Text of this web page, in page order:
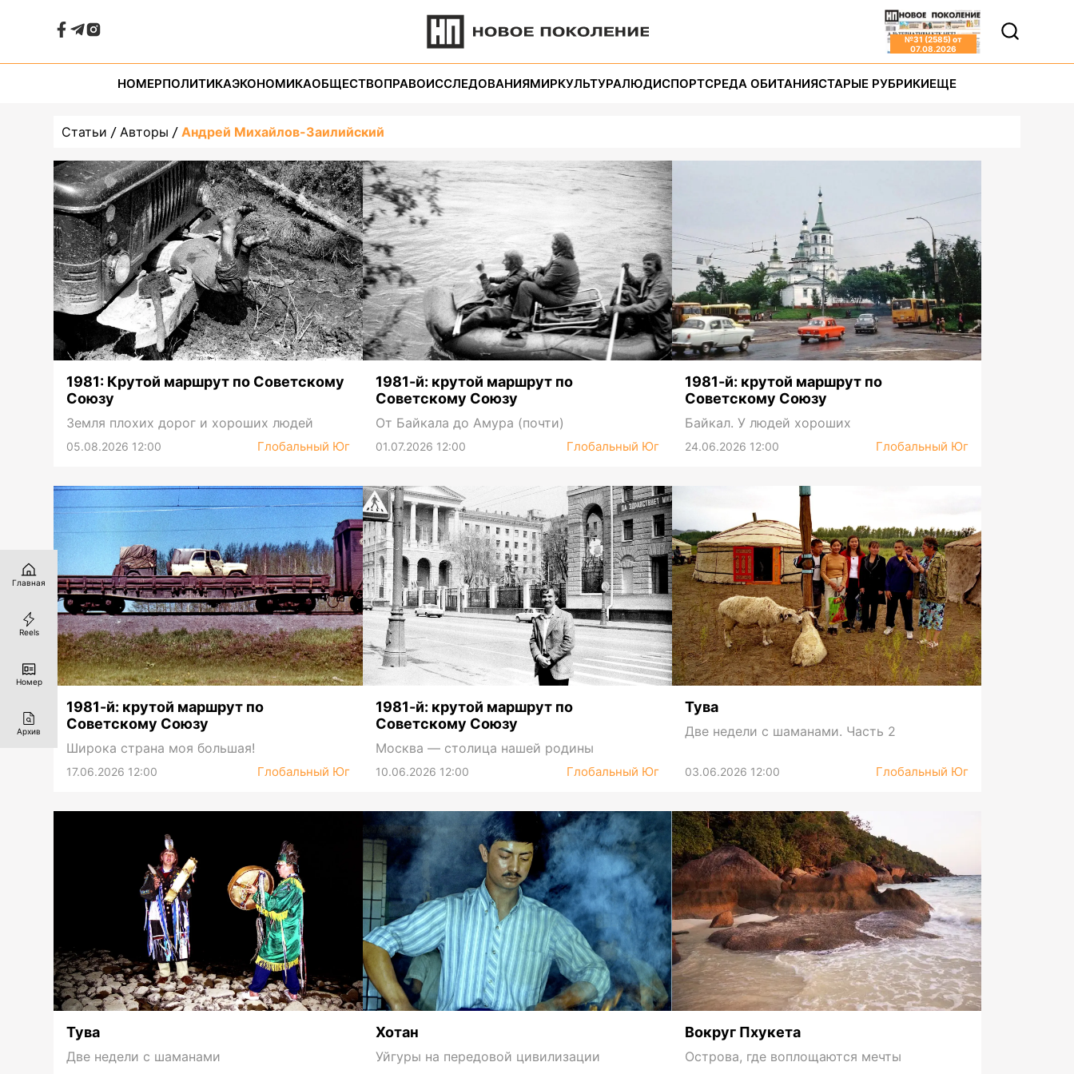
№31 (2585) от
07.08.2026
НОМЕРПОЛИТИКАЭКОНОМИКАОБЩЕСТВОПРАВОИССЛЕДОВАНИЯМИРКУЛЬТУРАЛЮДИСПОРТСРЕДА ОБИТАНИЯСТАРЫЕ РУБРИКИЕЩЕ
Статьи Авторы Андрей Михайлов-Заилийский
1981: Крутой маршрут по Советскому
Союзу
Земля плохих дорог и хороших людей
05.08.2026 12:00 Глобальный Юг
1981-й: крутой маршрут по
Советскому Союзу
От Байкала до Амура (почти)
01.07.2026 12:00 Глобальный Юг
1981-й: крутой маршрут по
Советскому Союзу
Байкал. У людей хороших
24.06.2026 12:00 Глобальный Юг
1981-й: крутой маршрут по
Советскому Союзу
Широка страна моя большая!
17.06.2026 12:00 Глобальный Юг
1981-й: крутой маршрут по
Советскому Союзу
Москва — столица нашей родины
10.06.2026 12:00 Глобальный Юг
Тува
Две недели с шаманами. Часть 2
03.06.2026 12:00 Глобальный Юг
Тува
Две недели с шаманами
Хотан
Уйгуры на передовой цивилизации
Вокруг Пхукета
Острова, где воплощаются мечты
Главная
Reels
Номер
Архив